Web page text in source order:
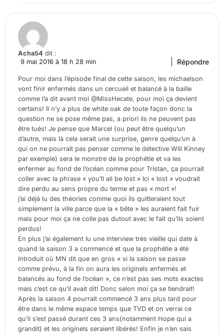
Acha54 dit :
9 mai 2016 à 18 h 28 min
Pour moi dans l’épisode final de cette saison, les michaelson
vont finir enfermés dans un cercueil et balancé à la baille
comme l’a dit avant moi @MissHecate, pour moi ça devient
certains! Il n’y a plus de white oak de toute façon donc la
question ne se pose même pas, a priori ils ne peuvent pas
être tués! Je pense que Marcel (ou peut être quelqu’un
d’autre, mais là cela serait une surprise, genre quelqu’un à
qui on ne pourrait pas penser comme le détective Will Kinney
par exemple) sera le monstre de la prophétie et va les
enfermer au fond de l’océan comme pour Tristan, ça pourrait
coller avec la phrase « you’ll all be lost » Ici « lost » voudrait
dire perdu au sens propre du terme et pas « mort »!
j’ai déjà lu des théories comme quoi ils quitteraient tout
simplement la ville parce que la « bête » les auraient fait fuir
mais pour moi ça ne colle pas dutout avec le fait qu’ils soient
perdus!
En plus j’ai également lu une interview très vieille qui date à
quand la saison 3 a commencé et que la prophétie a été
introduit où MN dit que en gros « si la saison se passe
comme prévu, à la fin on aura les originels enfermés et
balancés au fond de l’océan », ce n’est pas ses mots exactes
mais c’est ce qu’il avait dit! Donc selon moi ça se tiendrait!
Après la saison 4 pourrait commencé 3 ans plus tard pour
être dans le même espace temps que TVD et on verrai ce
qu’il s’est passé durant ces 3 ans(notamment Hope qui a
grandit) et les originels seraient libérés! Enfin je n’en sais
Répondre